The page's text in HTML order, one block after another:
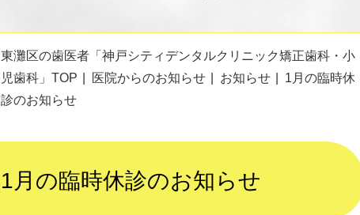
東灘区の歯医者「神戸シティデンタルクリニック矯正歯科・小
児歯科」TOP
医院からのお知らせ お知らせ
1月の臨時休
診のお知らせ
1月の臨時休診のお知らせ